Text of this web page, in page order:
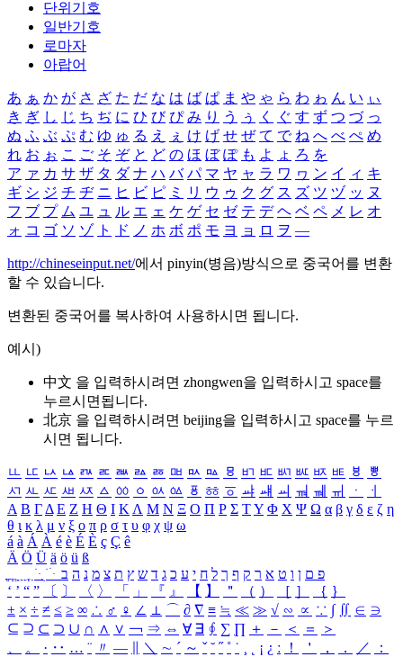
단위기호
일반기호
로마자
아랍어
あ ぁ か が さ ざ た だ な は ば ぱ ま や ゃ ら わ ゎ ん い ぃ
き ぎ し じ ち ぢ に ひ び ぴ み り う ぅ く ぐ す ず つ づ っ
ぬ ふ ぶ ぷ む ゆ ゅ る え ぇ け げ せ ぜ て で ね へ べ ぺ め
れ お ぉ こ ご そ ぞ と ど の ほ ぼ ぽ も よ ょ ろ を
ア ァ カ サ ザ タ ダ ナ ハ バ パ マ ヤ ャ ラ ワ ヮ ン イ ィ キ
ギ シ ジ チ ヂ ニ ヒ ビ ピ ミ リ ウ ゥ ク グ ス ズ ツ ヅ ッ ヌ
フ ブ プ ム ユ ュ ル エ ェ ケ ゲ セ ゼ テ デ ヘ ベ ペ メ レ オ
ォ コ ゴ ソ ゾ ト ド ノ ホ ボ ポ モ ヨ ョ ロ ヲ ―
http://chineseinput.net/에서 pinyin(병음)방식으로 중국어를 변환
할 수 있습니다.
변환된 중국어를 복사하여 사용하시면 됩니다.
예시)
中文 을 입력하시려면 zhongwen을 입력하시고 space를
누르시면됩니다.
北京 을 입력하시려면 beijing을 입력하시고 space를 누르
시면 됩니다.
ㅥ ㅦ ㅧ ㅨ ㅩ ㅪ ㅫ ㅬ ㅭ ㅮ ㅯ ㅰ ㅱ ㅲ ㅳ ㅴ ㅵ ㅶ ㅷ ㅸ
ㅹ
ㅺ ㅻ ㅼ ㅽ ㅾ ㅿ ㆀ ㆁ ㆂ ㆃ ㆄ ㆅ ㆆ ㆇ ㆈ ㆉ ㆊ ㆋ ㆌ ㆍ
ㆎ
Α Β ΓΔ Ε Ζ Η Θ Ι ΚΛ Μ Ν Ξ Ο Π Ρ Σ ΤΥ Φ Χ Ψ Ω α β γ δ ε ζ η
θ ι κ λ μ ν ξ ο π ρ σ τ υ φ χ ψ ω
á à Á À é è É È ç Ç ê
Ä Ö Ü ä ö ü ß
ִֶֹ ֻּ ׁׂ פ ם ן ו ט א ר ק ף ך ל ח י ע כ ג ד ש ץ ת צ מ נ ה ב
‘ ’ “ ” 〔 〕 〈 〉 「 」 『 』 【 】 ＂ （ ） ［ ］ ｛ ｝
± × ÷ ≠ ≤ ≥ ∞ ∴ ♂ ♀ ∠ ⊥ ⌒ ∂ ∇ ≡ ≒ ≪ ≫ √ ∽ ∝ ∵ ∫ ∬ ∈ ∋
⊆ ⊇ ⊂ ⊃ ∪ ∩ ∧ ∨ ￢ ⇒ ⇔ ∀ ∃ ∮ ∑ ∏ ＋ － ＜ ＝
＞
、
。 · ‥ … ¨ 〃 ― ＼ ∼ ´ ～ ˇ ˘ ˝ ˚ ˙ ¸ ¡ ¿ ː ！ ＇ ， ． ／
：